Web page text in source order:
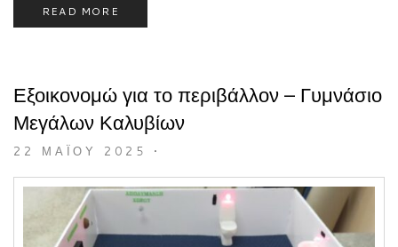
READ MORE
Εξοικονομώ για το περιβάλλον – Γυμνάσιο
Μεγάλων Καλυβίων
22 ΜΑΪ́ΟΥ 2025 •